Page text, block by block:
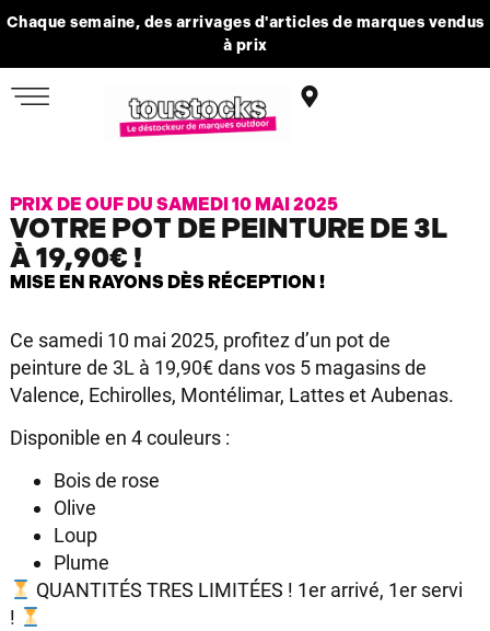
Chaque semaine, des arrivages d'articles de marques vendus
à prix
PRIX DE OUF DU SAMEDI 10 MAI 2025
VOTRE POT DE PEINTURE DE 3L
À 19,90€ !
MISE EN RAYONS DÈS RÉCEPTION !
Ce samedi 10 mai 2025, profitez d’un pot de
peinture de 3L à 19,90€ dans vos 5 magasins de
Valence, Echirolles, Montélimar, Lattes et Aubenas.
Disponible en 4 couleurs :
Bois de rose
Olive
Loup
Plume
QUANTITÉS TRES LIMITÉES ! 1er arrivé, 1er servi
!